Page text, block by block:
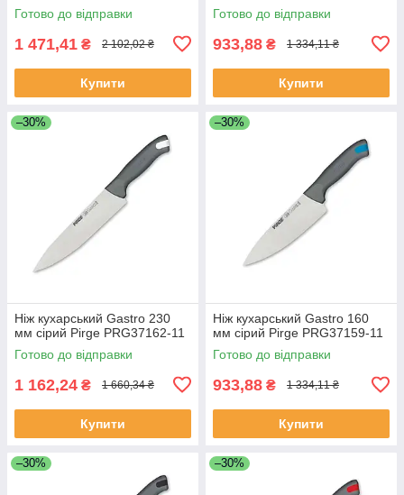
Готово до відправки
1 471,41 ₴ 2 102,02 ₴
Купити
Готово до відправки
933,88 ₴ 1 334,11 ₴
Купити
–30%
Ніж кухарський Gastro 230
мм сірий Pirge PRG37162-11
Готово до відправки
1 162,24 ₴ 1 660,34 ₴
Купити
–30%
Ніж кухарський Gastro 160
мм сірий Pirge PRG37159-11
Готово до відправки
933,88 ₴ 1 334,11 ₴
Купити
–30% –30%